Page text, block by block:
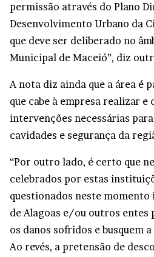
permissão através do Plano
Desenvolvimento Urbano da
que deve ser deliberado no
Municipal de Maceió”, diz
A nota diz ainda que a área é
que cabe à empresa realizar e
intervenções necessárias
cavidades e segurança da
“Por outro lado, é certo que
celebrados por estas
questionados neste momento
de Alagoas e/ou outros entes
os danos sofridos e busquem
Ao revés, a pretensão de